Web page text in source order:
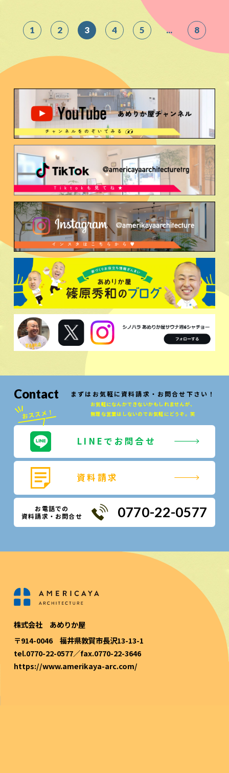
1 2 3 4 5 ... 8
Contact まずはお気軽に資料請求・お問合せ下さい！
お気軽になんかできないかもしれませんが、
無理な営業はしないのでお気軽にどうぞ。笑
LINEでお問合せ
資料請求
お電話での
資料請求・お問合せ
0770-22-0577
株式会社 あめりか屋
〒914-0046 福井県敦賀市長沢13-13-1
tel.0770-22-0577／fax.0770-22-3646
https://www.amerikaya-arc.com/